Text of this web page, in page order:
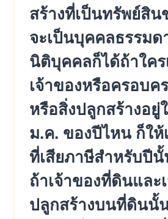
สร้างที่เป็นทรัพย์สิน
จะเป็นบุคคลธรรมด
นิติบุคคลก็ได้ถ้าใคร
เจ้าของหรือครอบค
หรือสิ่งปลูกสร้างอยู่
ม.ค. ของปีไหน ก็ใ
ที่เสียภาษีสำหรับปีนั้
ถ้าเจ้าของที่ดินและ
ปลูกสร้างบนที่ดินนั้